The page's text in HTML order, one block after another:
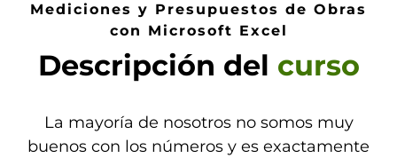
Mediciones y Presupuestos de Obras
con Microsoft Excel
Descripción del curso
La mayoría de nosotros no somos muy
buenos con los números y es exactamente